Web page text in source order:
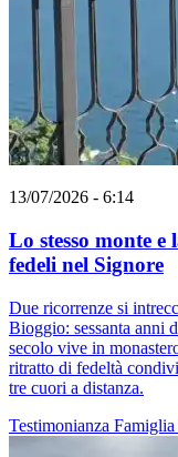
13/07/2026 - 6:14
Lo stesso monte
fedeli nel Signore
Due ricorrenze si
Bioggio: sessanta anni
secolo vive in
ritratto di fedeltà
tre cuori a distanza.
Testimonianza Famiglia